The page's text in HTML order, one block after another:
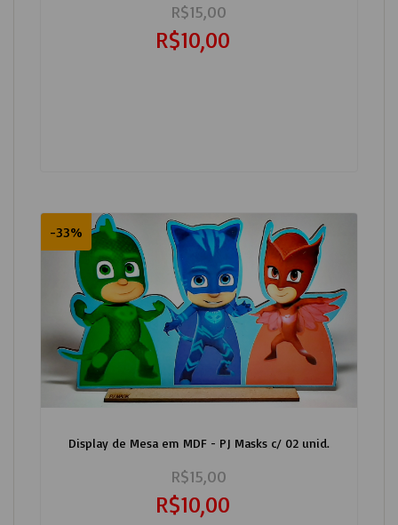
R$15,00
R$10,00
-33%
Display de Mesa em MDF - PJ Masks c/ 02 unid.
R$15,00
R$10,00